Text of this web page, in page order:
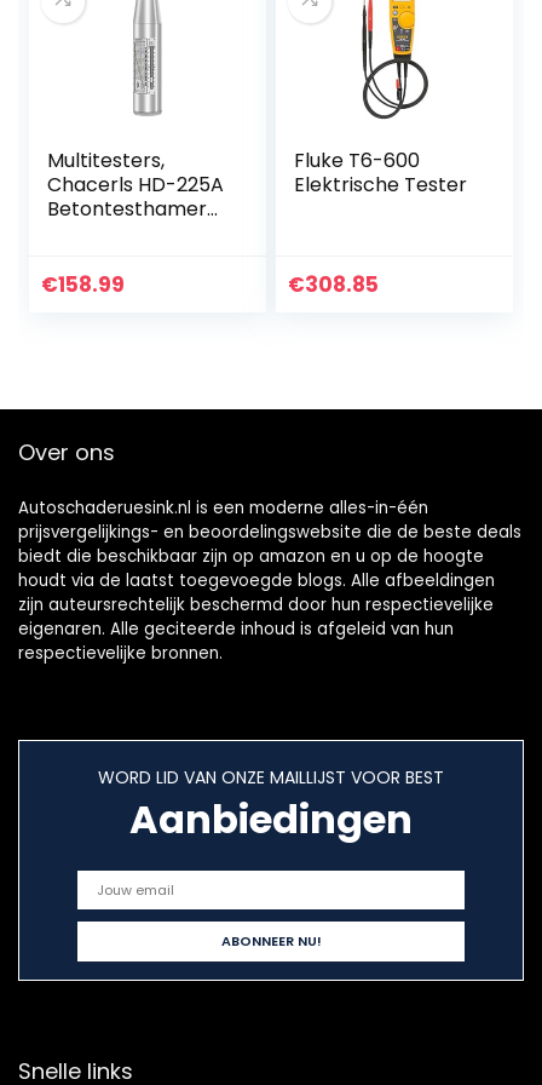
Multitesters,
Chacerls HD-225A
Betontesthamer
ter Hamer
€158.99
Fluke T6-600
Elektrische Tester
€308.85
Over ons
Autoschaderuesink.nl is een moderne alles-in-één
prijsvergelijkings- en beoordelingswebsite die de beste deals
biedt die beschikbaar zijn op amazon en u op de hoogte
houdt via de laatst toegevoegde blogs. Alle afbeeldingen
zijn auteursrechtelijk beschermd door hun respectievelijke
eigenaren. Alle geciteerde inhoud is afgeleid van hun
respectievelijke bronnen.
WORD LID VAN ONZE MAILLIJST VOOR BEST
Aanbiedingen
Snelle links